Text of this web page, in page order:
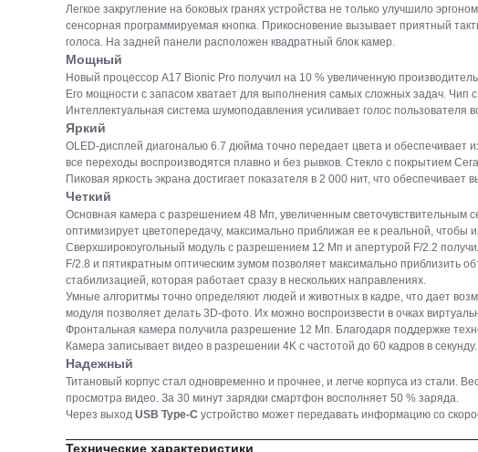
Легкое закругление на боковых гранях устройства не только улучшило
сенсорная программируемая кнопка. Прикосновение вызывает приятный
голоса. На задней панели расположен квадратный блок камер.
Мощный
Новый процессор A17 Bionic Pro получил на 10 % увеличенную
Его мощности с запасом хватает для выполнения самых сложных задач. Чип
Интеллектуальная система шумоподавления усиливает голос
Яркий
OLED-дисплей диагональю 6.7 дюйма точно передает цвета и
все переходы воспроизводятся плавно и без рывков. Стекло с покрытием
Пиковая яркость экрана достигает показателя в 2 000 нит, что
Четкий
Основная камера с разрешением 48 Мп, увеличенным светочувствительным
оптимизирует цветопередачу, максимально приближая ее к реальной, чтобы
Сверхширокоугольный модуль с разрешением 12 Мп и апертурой F/2.2
F/2.8 и пятикратным оптическим зумом позволяет максимально приблизить
стабилизацией, которая работает сразу в нескольких направлениях.
Умные алгоритмы точно определяют людей и животных в кадре, что дает
модуля позволяет делать 3D-фото. Их можно воспроизвести в очках
Фронтальная камера получила разрешение 12 Мп. Благодаря поддержке
Камера записывает видео в разрешении 4K с частотой до 60 кадров в секунду.
Надежный
Титановый корпус стал одновременно и прочнее, и легче корпуса из стали.
просмотра видео. За 30 минут зарядки смартфон восполняет 50 % заряда.
Через выход USB Type-C устройство может передавать информацию со
Технические характеристики